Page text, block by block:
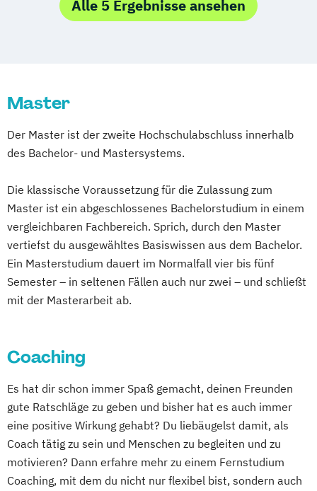
Psychologie mit Schwerpunkt
Psychologie mit Schwerpunkt
Pädagogische Psychologie
Alle 5 Ergebnisse ansehen
Master
Der Master ist der zweite Hochschulabschluss innerhalb
des Bachelor- und Mastersystems.
Die klassische Voraussetzung für die Zulassung zum
Master ist ein abgeschlossenes Bachelorstudium in einem
vergleichbaren Fachbereich. Sprich, durch den Master
vertiefst du ausgewähltes Basiswissen aus dem Bachelor.
Ein Masterstudium dauert im Normalfall vier bis fünf
Semester – in seltenen Fällen auch nur zwei – und schließt
mit der Masterarbeit ab.
Coaching
Es hat dir schon immer Spaß gemacht, deinen Freunden
gute Ratschläge zu geben und bisher hat es auch immer
eine positive Wirkung gehabt? Du liebäugelst damit, als
Coach tätig zu sein und Menschen zu begleiten und zu
motivieren? Dann erfahre mehr zu einem Fernstudium
Coaching, mit dem du nicht nur flexibel bist, sondern auch